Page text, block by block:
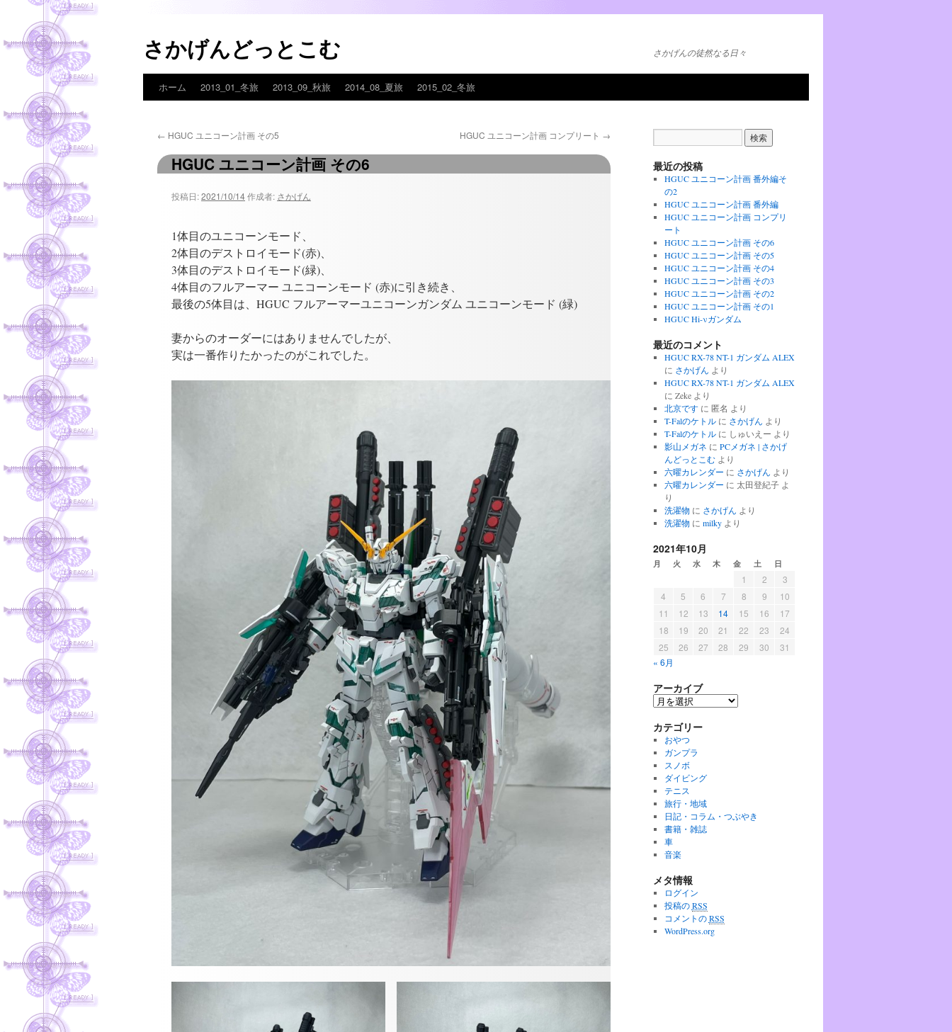
さかげんどっとこむ さかげんの徒然なる日々
テ
ン
ホーム 2013_01_冬旅 2013_09_秋旅 2014_08_夏旅 2015_02_冬旅
← HGUC ユニコーン計画 その5 HGUC ユニコーン計画 コンプリート →
HGUC ユニコーン計画 その6
投稿日:2021/10/14作成者: さかげん
1体目のユニコーンモード、
2体目のデストロイモード(赤)、
3体目のデストロイモード(緑)、
4体目のフルアーマー ユニコーンモード (赤)に引き続き、
最後の5体目は、HGUC フルアーマーユニコーンガンダム ユニコーンモード (緑)
妻からのオーダーにはありませんでしたが、
実は一番作りたかったのがこれでした。
最近の投稿
HGUC ユニコーン計画 番外編そ
の2
HGUC ユニコーン計画 番外編
HGUC ユニコーン計画 コンプリ
ート
HGUC ユニコーン計画 その6
HGUC ユニコーン計画 その5
HGUC ユニコーン計画 その4
HGUC ユニコーン計画 その3
HGUC ユニコーン計画 その2
HGUC ユニコーン計画 その1
HGUC Hi-νガンダム
最近のコメント
HGUC RX-78 NT-1 ガンダム ALEX
に さかげん より
HGUC RX-78 NT-1 ガンダム ALEX
に Zekeより
北京ですに 匿名 より
T-Falのケトルに さかげん より
T-Falのケトルに しゅいえー より
影山メガネ に PCメガネ | さかげ
んどっとこむより
六曜カレンダー に さかげん より
六曜カレンダー に 太田登紀子よ
り
洗濯物 に さかげん より
洗濯物 に milkyより
2021年10月
月 火 水 木 金 土 日
« 6月
1 2
3
4
5 6 7 8 9
10
11
12 13 14 15 16
17
18
19 20 21 22 23
24
25
26 27 28 29 30 31
アーカイブ
ア
カ
イ
ブ
カテゴリー
おやつ
ガンプラ
スノボ
ダイビング
テニス
旅行・地域
日記・コラム・つぶやき
書籍・雑誌
車
音楽
メタ情報
ログイン
投稿のRSS
コメントのRSS
WordPress.org